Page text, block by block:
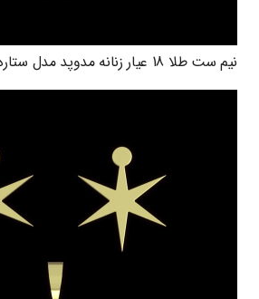
نیم ست طلا 18 عیار زنانه مدوپد مدل ستاره کد NA15587